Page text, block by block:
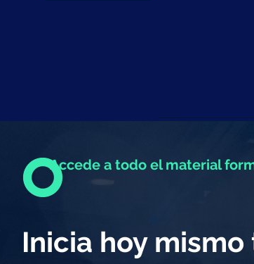
Accede a todo el material
Inicia hoy